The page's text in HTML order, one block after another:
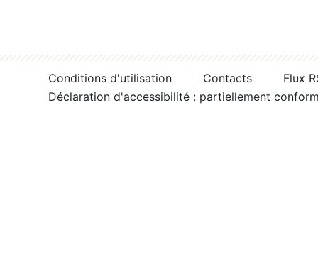
Conditions d'utilisation Contacts
Flux
Déclaration d'accessibilité : partiellement